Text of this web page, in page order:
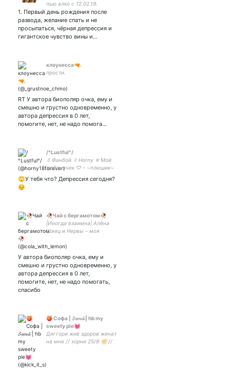
пью алко с 12.02.19.
Соберись, тряпка
(собралась!).
Амбассадорка вяленых
томатов. В тг ник такой же
1. Первый день рождения после
развода, желание спать и не
просыпаться, чёрная депрессия и
гигантское чувство вины и…
клоунесса🔫.
прости.
RT У автора биополяр очка, ему и
смешно и грустно одновременно, у
автора депрессия в 0 лет,
помогите, нет, не надо помога…
/°Lustful°/
⇳ Фанбой ⇳ Horny ✯ Мой
любеночек ♡ - ~плюшик~
🙄У тебя что? Депрессия сегодня?
😔
🥀Чай с бергамотом🥀
|Иногда взаимна| Алёна
Швец и Нервы – моя
девочек с короткой
стрижкой, кхм| Что
происходит, то и пишу.
У автора биополяр очка, ему и
смешно и грустно одновременно, у
автора депрессия в 0 лет,
помогите, нет, не надо помогать,
спасибо
🍑 Софа | 𝓢𝓮𝓸𝓾𝓵 | hb my
sweety pie💓
Диггори жив здоров женат
на мне // хорни 25/8 ✊🏻 //